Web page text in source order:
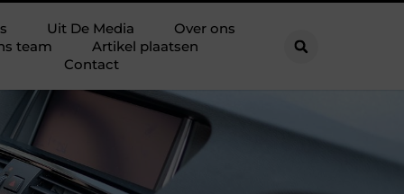
Uit De Media
Over ons
team
Artikel plaatsen
Contact